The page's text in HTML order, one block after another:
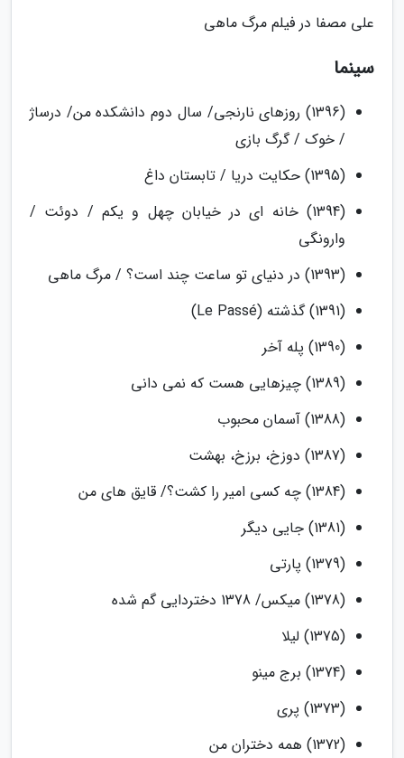
علی مصفا در فیلم مرگ ماهی
سینما
(1396) روزهای نارنجی/ سال دوم دانشکده من/ درساژ
/ خوک / گرگ بازی
(1395) حکایت دریا / تابستان داغ
(1394) خانه ای در خیابان چهل و یکم / دوئت /
وارونگی
(1393) در دنیای تو ساعت چند است؟ / مرگ ماهی
(1391) گذشته (Le Passé)
(1390) پله آخر
(1389) چیزهایی هست که نمی دانی
(1388) آسمان محبوب
(1387) دوزخ، برزخ، بهشت
(1384) چه کسی امیر را کشت؟/ قایق های من
(1381) جایی دیگر
(1379) پارتی
(1378) میکس/ 1378 دختردایی گم شده
(1375) لیلا
(1374) برج مینو
(1373) پری
(1372) همه دختران من